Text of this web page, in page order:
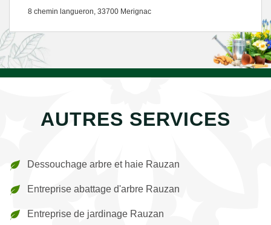
8 chemin langueron, 33700 Merignac
AUTRES SERVICES
Dessouchage arbre et haie Rauzan
Entreprise abattage d'arbre Rauzan
Entreprise de jardinage Rauzan